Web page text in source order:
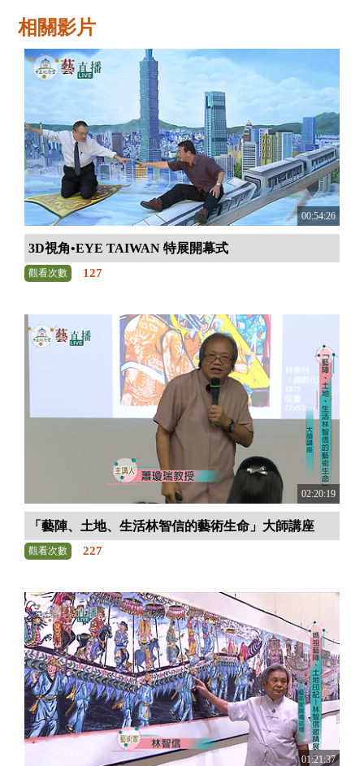
相關影片
00:54:26
3D視角•EYE TAIWAN 特展開幕式
觀看次數 127
02:20:19
「藝陣、土地、生活林智信的藝術生命」大師講座
觀看次數 227
01:21:37